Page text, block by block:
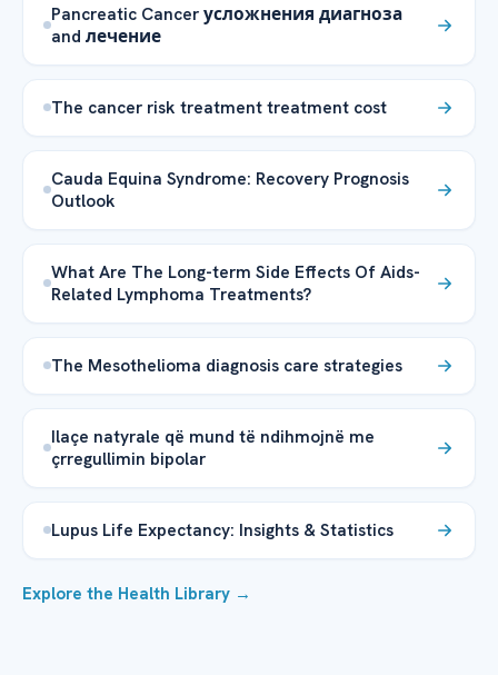
Pancreatic Cancer усложнения диагноза
and лечение
The cancer risk treatment treatment cost
Cauda Equina Syndrome: Recovery Prognosis
Outlook
What Are The Long-term Side Effects Of Aids-
Related Lymphoma Treatments?
The Mesothelioma diagnosis care strategies
Ilaçe natyrale që mund të ndihmojnë me
çrregullimin bipolar
Lupus Life Expectancy: Insights & Statistics
Explore the Health Library →